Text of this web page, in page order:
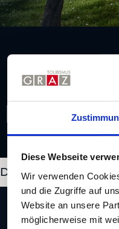
Diese Webseite
Wir verwenden
und die Zugriffe auf
Website an unsere
möglicherweise mit
Details
Details
Anzahl